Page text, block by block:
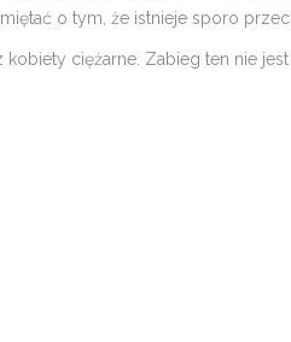
o tym, że istnieje sporo
ciężarne. Zabieg ten nie